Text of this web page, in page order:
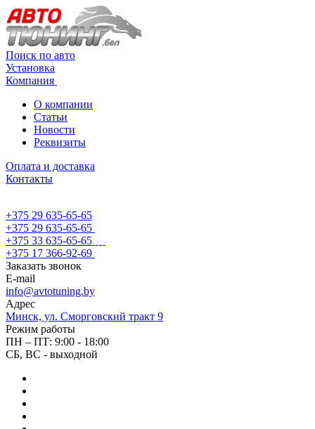
Поиск по авто
Установка
Компания
О компании
Статьи
Новости
Реквизиты
Оплата и доставка
Контакты
+375 29 635-65-65
+375 29 635-65-65
+375 33 635-65-65
+375 17 366-92-69
Заказать звонок
E-mail
info@avtotuning.by
Адрес
Минск, ул. Сморговский тракт 9
Режим работы
ПН – ПТ: 9:00 - 18:00
СБ, ВС - выходной